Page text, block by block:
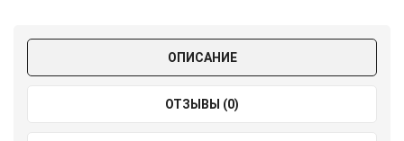
ОПИСАНИЕ
ОТЗЫВЫ (0)